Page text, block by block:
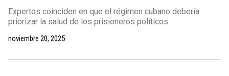
Expertos coinciden en que el régimen cubano debería
priorizar la salud de los prisioneros políticos.
noviembre 20, 2025